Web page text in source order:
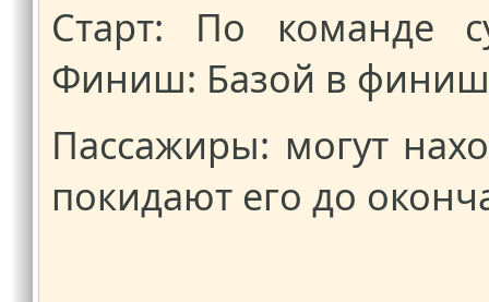
Старт: По команде
Финиш: Базой в
Пассажиры: могут
покидают его до